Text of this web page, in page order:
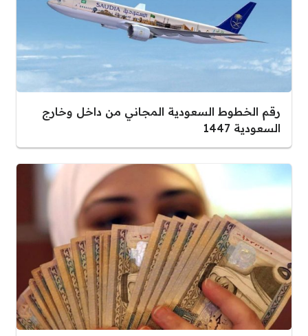
رقم الخطوط السعودية المجاني من داخل وخارج
السعودية 1447